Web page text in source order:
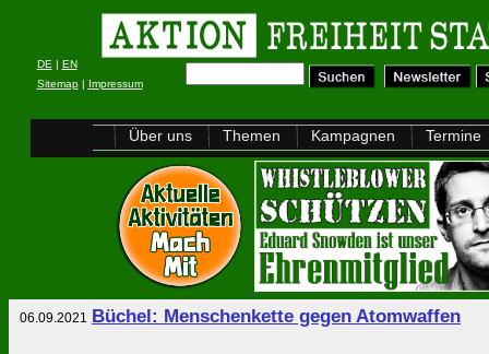
DE | EN
Sitemap| Impressum
Über uns Themen Kampagnen Termine
06.09.2021 Büchel: Menschenkette gegen Atomwaffen